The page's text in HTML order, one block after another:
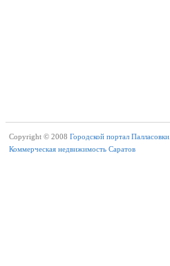
Copyright © 2008 Городской портал Палласовки.
Коммерческая недвижимость Саратов